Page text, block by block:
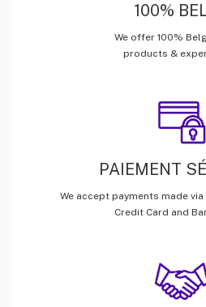
100%
We offer 100%
products &
PAIEMENT
We accept payments made
Credit Card and